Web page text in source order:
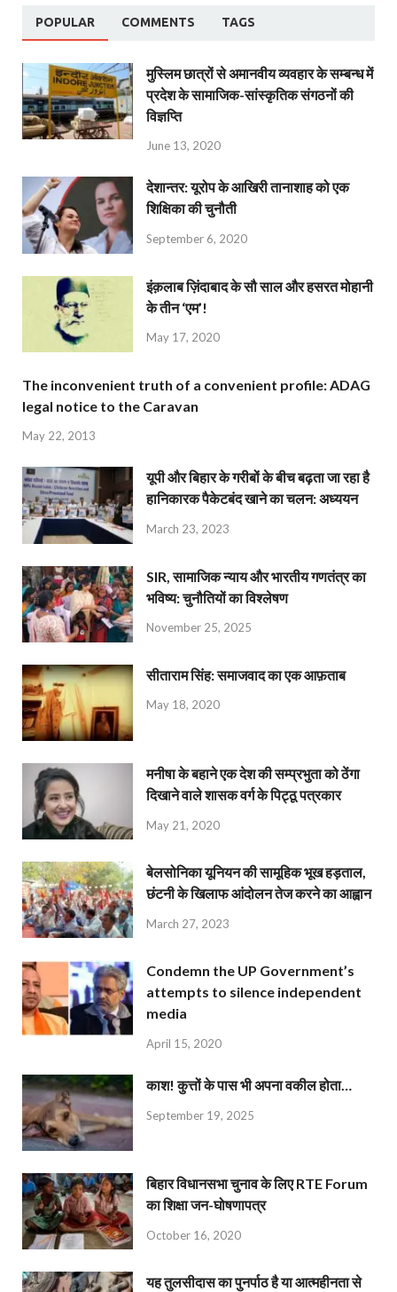
POPULAR COMMENTS TAGS
मुस्लिम छात्रों से अमानवीय व्यवहार के सम्बन्ध में
प्रदेश के सामाजिक-सांस्कृतिक संगठनों की
विज्ञप्ति
June 13, 2020
देशान्‍तर: यूरोप के आखिरी तानाशाह को एक
शिक्षिका की चुनौती
September 6, 2020
इंक़लाब ज़िंदाबाद के सौ साल और हसरत मोहानी
के तीन ‘एम’!
May 17, 2020
The inconvenient truth of a convenient profile: ADAG
legal notice to the Caravan
May 22, 2013
यूपी और बिहार के गरीबों के बीच बढ़ता जा रहा है
हानिकारक पैकेटबंद खाने का चलन: अध्ययन
March 23, 2023
SIR, सामाजिक न्याय और भारतीय गणतंत्र का
भविष्य: चुनौतियों का विश्लेषण
November 25, 2025
सीताराम सिंह: समाजवाद का एक आफ़ताब
May 18, 2020
मनीषा के बहाने एक देश की सम्प्रभुता को ठेंगा
दिखाने वाले शासक वर्ग के पिट्ठू पत्रकार
May 21, 2020
बेलसोनिका यूनियन की सामूहिक भूख हड़ताल,
छंटनी के खिलाफ आंदोलन तेज करने का आह्वान
March 27, 2023
Condemn the UP Government’s
attempts to silence independent
media
April 15, 2020
काश! कुत्तों के पास भी अपना वकील होता…
September 19, 2025
बिहार विधानसभा चुनाव के लिए RTE Forum
का शिक्षा जन-घोषणापत्र
October 16, 2020
यह तुलसीदास का पुनर्पाठ है या आत्महीनता से